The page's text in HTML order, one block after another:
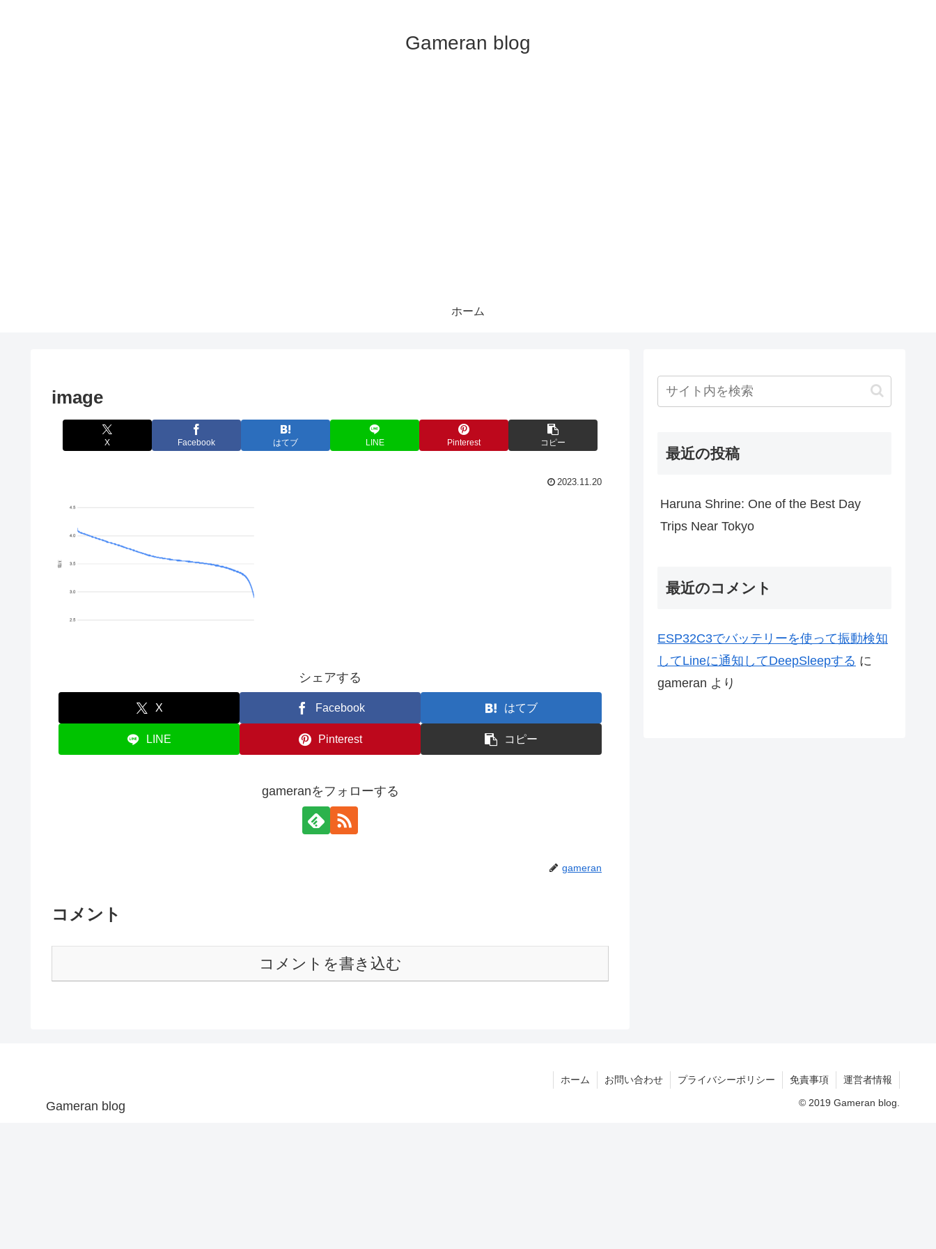
Gameran blog
ホーム
image
X Facebook はてブ LINE Pinterest コピー
2023.11.20
シェアする
X Facebook はてブ
LINE Pinterest コピー
gameranをフォローする
gameran
コメント
コメントを書き込む
最近の投稿
Haruna Shrine: One of the Best Day
Trips Near Tokyo
最近のコメント
ESP32C3でバッテリーを使って振動検知
してLineに通知してDeepSleepする に
gameran より
Gameran blog
ホーム お問い合わせ プライバシーポリシー 免責事項 運営者情報
© 2019 Gameran blog.